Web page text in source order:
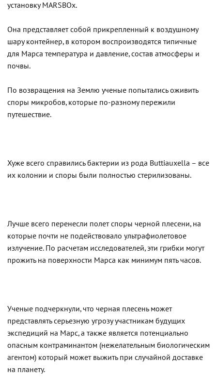
установку MARSBOx.
Она представляет собой прикрепленный к воздушному
шару контейнер, в котором воспроизводятся типичные
для Марса температура и давление, состав атмосферы и
почвы.
По возвращения на Землю ученые попытались оживить
споры микробов, которые по-разному пережили
путешествие.
Хуже всего справились бактерии из рода Buttiauxella – все
их колонии и споры были полностью стерилизованы.
Лучше всего перенесли полет споры черной плесени, на
которые почти не подействовало ультрафиолетовое
излучение. По расчетам исследователей, эти грибки могут
прожить на поверхности Марса как минимум пять часов.
Ученые подчеркнули, что черная плесень может
представлять серьезную угрозу участникам будущих
экспедиций на Марс, а также является потенциально
опасным контраминантом (нежелательным биологическим
агентом) который может выжить при случайной доставке
на планету.